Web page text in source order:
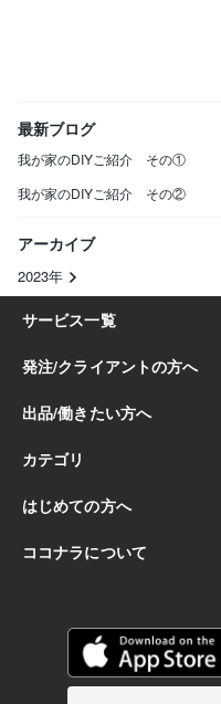
最新ブログ
我が家のDIYご紹介 その①
我が家のDIYご紹介 その②
アーカイブ
2023年